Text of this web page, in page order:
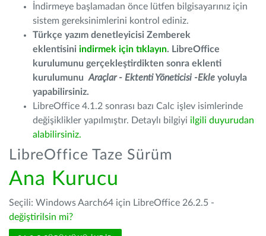
İndirmeye başlamadan önce lütfen bilgisayarınız için
sistem gereksinimlerini kontrol ediniz.
Türkçe yazım denetleyicisi Zemberek
eklentisini indirmek için tıklayın. LibreOffice
kurulumunu gerçekleştirdikten sonra eklenti
kurulumunu Araçlar - Ektenti Yöneticisi -Ekle yoluyla
yapabilirsiniz.
LibreOffice 4.1.2 sonrası bazı Calc işlev isimlerinde
değişiklikler yapılmıştır. Detaylı bilgiyi ilgili duyurudan
alabilirsiniz.
LibreOffice Taze Sürüm
Ana Kurucu
Seçili: Windows Aarch64 için LibreOffice 26.2.5 -
değiştirilsin mi?